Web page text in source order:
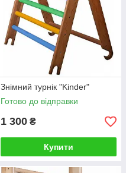
Знімний турнік "Kinder"
Готово до відправки
1 300 ₴
Купити